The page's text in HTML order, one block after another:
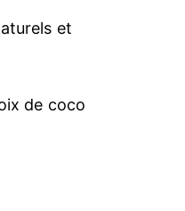
et
de coco